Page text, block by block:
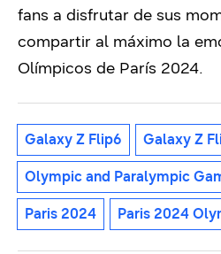
fans a disfrutar de sus
compartir al máximo la
Olímpicos de París 2024.
Galaxy Z Flip6 Galaxy Z
Olympic and Paralympic
Paris 2024 Paris 2024